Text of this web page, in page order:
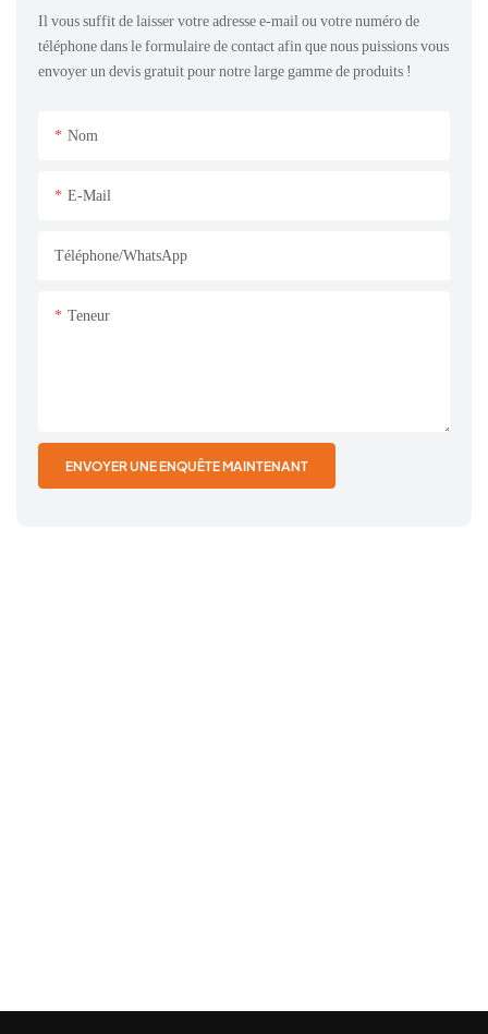
Il vous suffit de laisser votre adresse e-mail ou votre numéro de
téléphone dans le formulaire de contact afin que nous puissions vous
envoyer un devis gratuit pour notre large gamme de produits !
Nom
E-Mail
Téléphone/WhatsApp
Teneur
ENVOYER UNE ENQUÊTE MAINTENANT